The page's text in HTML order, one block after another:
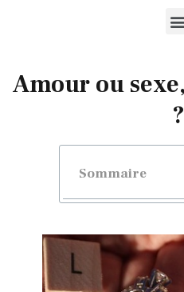
Amour ou
?
Sommaire